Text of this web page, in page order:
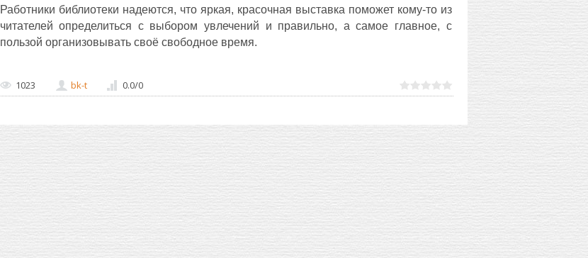
Работники библиотеки надеются, что яркая, красочная выставка поможет кому-то из
читателей определиться с выбором увлечений и правильно, а самое главное, с
пользой организовывать своё свободное время.
1023 bk-t 0.0/0